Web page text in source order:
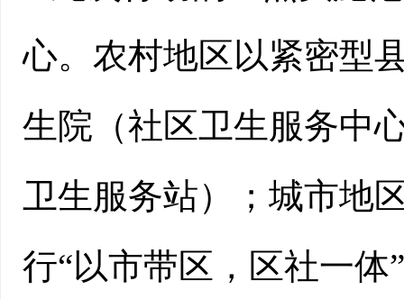
心。农村地区以紧密型
生院（社区卫生服务中
卫生服务站）；城市地
行“以市带区，区社一体